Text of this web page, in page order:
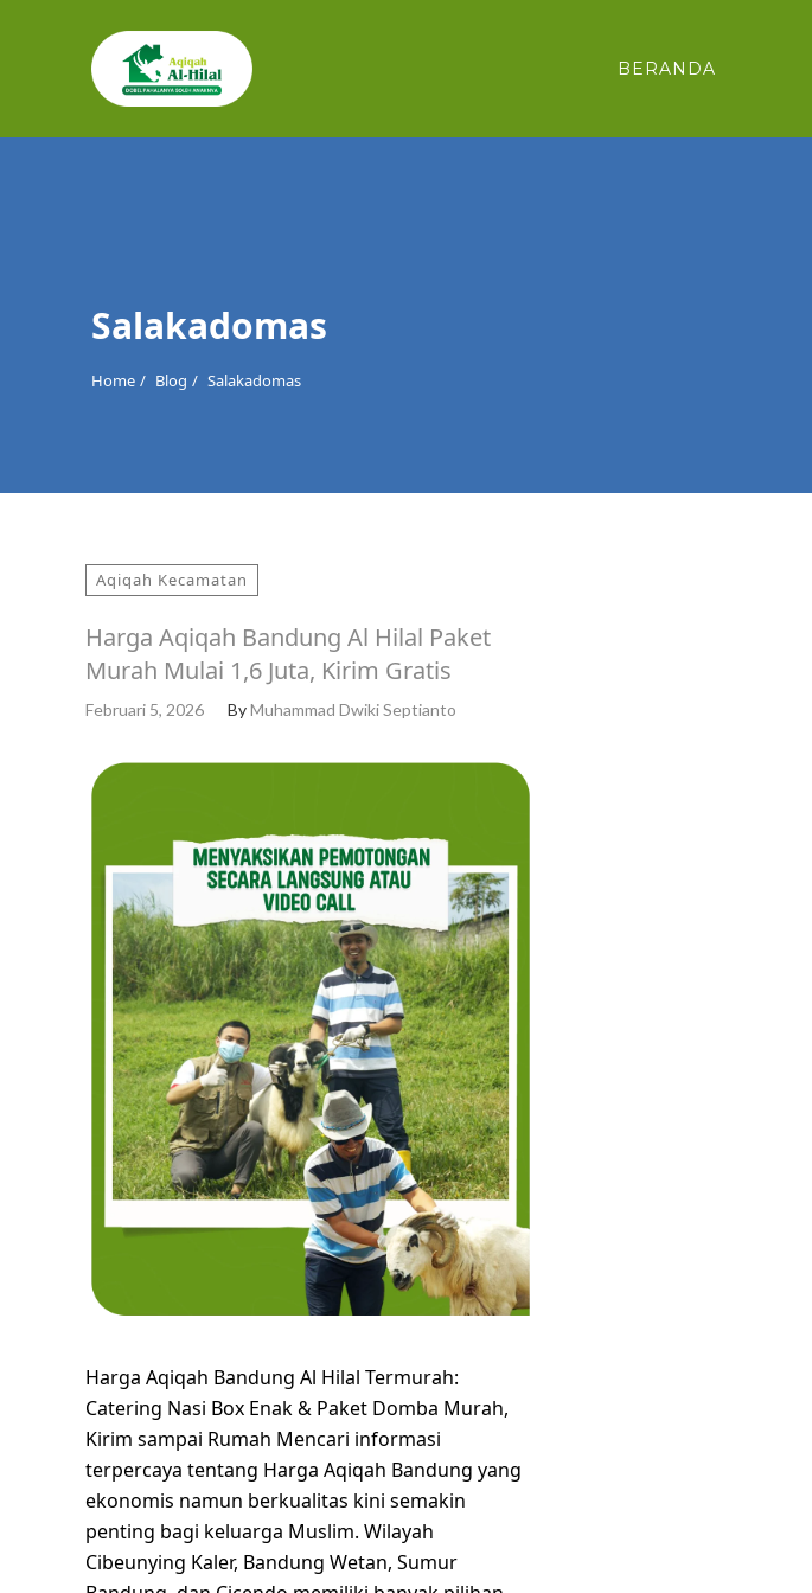
BERANDA
Cari
Salakadomas
Home Blog Salakadomas
Aqiqah Kecamatan
Harga Aqiqah Bandung Al Hilal Paket
Murah Mulai 1,6 Juta, Kirim Gratis
Februari 5, 2026 ByMuhammad Dwiki Septianto
Harga Aqiqah Bandung Al Hilal Termurah:
Catering Nasi Box Enak & Paket Domba Murah,
Kirim sampai Rumah Mencari informasi
terpercaya tentang Harga Aqiqah Bandung yang
ekonomis namun berkualitas kini semakin
penting bagi keluarga Muslim. Wilayah
Cibeunying Kaler, Bandung Wetan, Sumur